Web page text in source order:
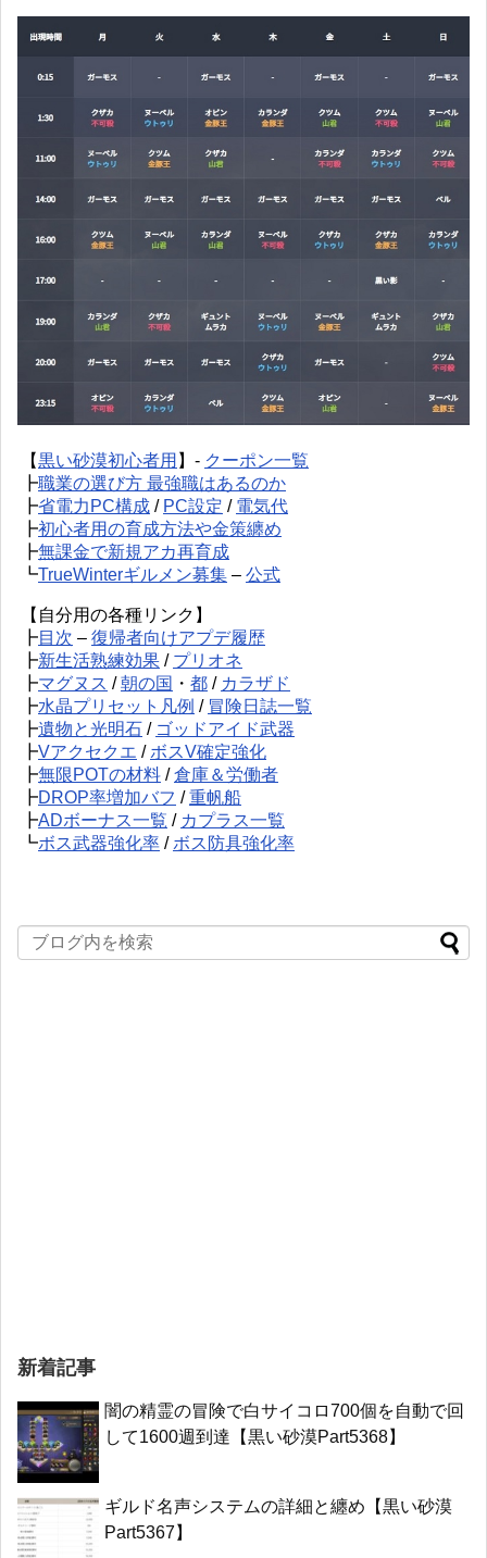
【黒い砂漠初心者用 】- クーポン一覧
┣職業の選び方 最強職はあるのか
┣省電力PC構成 / PC設定 / 電気代
┣初心者用の育成方法や金策纏め
┣無課金で新規アカ再育成
┗TrueWinterギルメン募集 – 公式
【自分用の各種リンク】
┣目次 – 復帰者向けアプデ履歴
┣新生活熟練効果 / プリオネ
┣マグヌス /朝の国 ・ 都 / カラザド
┣水晶プリセット凡例 / 冒険日誌一覧
┣遺物と光明石 / ゴッドアイド武器
┣Vアクセクエ / ボスV確定強化
┣無限POTの材料 /倉庫＆労働者
┣DROP率増加バフ /重帆船
┣ADボーナス一覧 / カプラス一覧
┗ボス武器強化率 / ボス防具強化率
新着記事
闇の精霊の冒険で白サイコロ700個を自動で回
して1600週到達【黒い砂漠Part5368】
ギルド名声システムの詳細と纏め【黒い砂漠
Part5367】